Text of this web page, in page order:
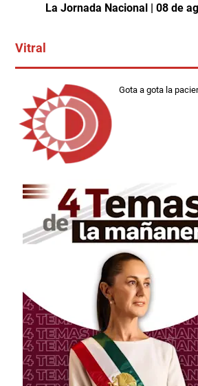
La Jornada Nacional | 08 de
Vitral
Gota a gota la